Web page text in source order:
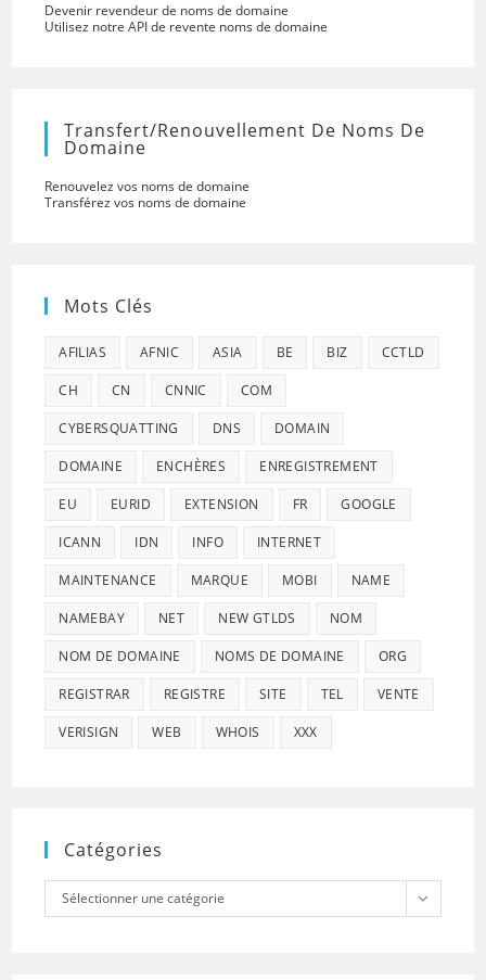
Devenir revendeur de noms de domaine
Utilisez notre API de revente noms de domaine
Transfert/renouvellement De Noms De
Domaine
Renouvelez vos noms de domaine
Transférez vos noms de domaine
Mots Clés
AFILIAS AFNIC ASIA BE BIZ CCTLD
CH CN CNNIC COM
CYBERSQUATTING DNS DOMAIN
DOMAINE ENCHÈRES ENREGISTREMENT
EU EURID EXTENSION FR GOOGLE
ICANN IDN INFO INTERNET
MAINTENANCE MARQUE MOBI NAME
NAMEBAY NET NEW GTLDS NOM
NOM DE DOMAINE NOMS DE DOMAINE ORG
REGISTRAR REGISTRE SITE TEL VENTE
VERISIGN WEB WHOIS XXX
Catégories
Catégories
Sélectionner une catégorie